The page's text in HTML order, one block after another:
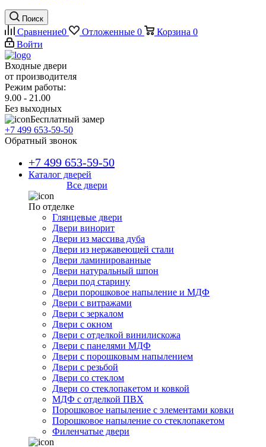
Поиск
Сравнение0 Отложенные 0 Корзина 0
Войти
Входные двери
от производителя
Режим работы:
9.00 - 21.00
Без выходных
Бесплатный замер
+7 499 653-59-50
Обратный звонок
+7 499 653-59-50
Каталог дверей
Все двери
По отделке
Глянцевые двери
Двери винорит
Двери из массива дуба
Двери из нержавеющей стали
Двери ламинированные
Двери натуральный шпон
Двери под старину
Двери порошковое напыление и МДФ
Двери с витражами
Двери с зеркалом
Двери с окном
Двери с отделкой винилискожа
Двери с панелями МДФ
Двери с порошковым напылением
Двери с резьбой
Двери со стеклом
Двери со стеклопакетом и ковкой
МДФ с отделкой ПВХ
Порошковое напыление с элементами ковки
Порошковое напыление со стеклопакетом
Филенчатые двери